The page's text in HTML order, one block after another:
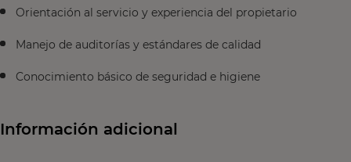
Orientación al servicio y experiencia del propietario
Manejo de auditorías y estándares de calidad
Conocimiento básico de seguridad e higiene
Información adicional